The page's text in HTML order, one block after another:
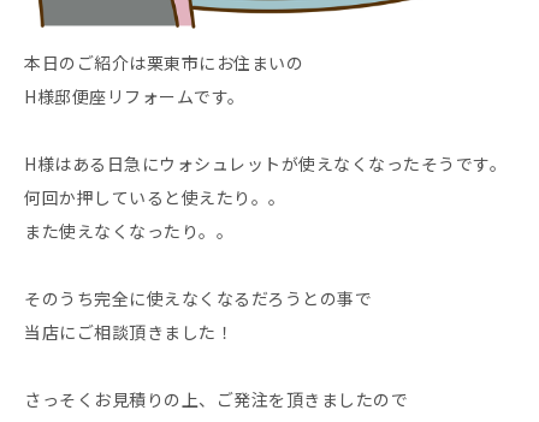
本日のご紹介は栗東市にお住まいの
H様邸便座リフォームです。
H様はある日急にウォシュレットが使えなくなったそうです。
何回か押していると使えたり。。
また使えなくなったり。。
そのうち完全に使えなくなるだろうとの事で
当店にご相談頂きました！
さっそくお見積りの上、ご発注を頂きましたので